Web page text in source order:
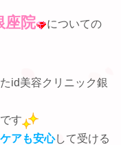
座院
についての
id美容クリニック銀
す
アも安心して受ける